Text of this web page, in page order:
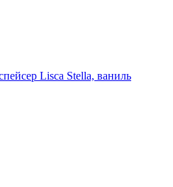
Lisca Stella, ваниль